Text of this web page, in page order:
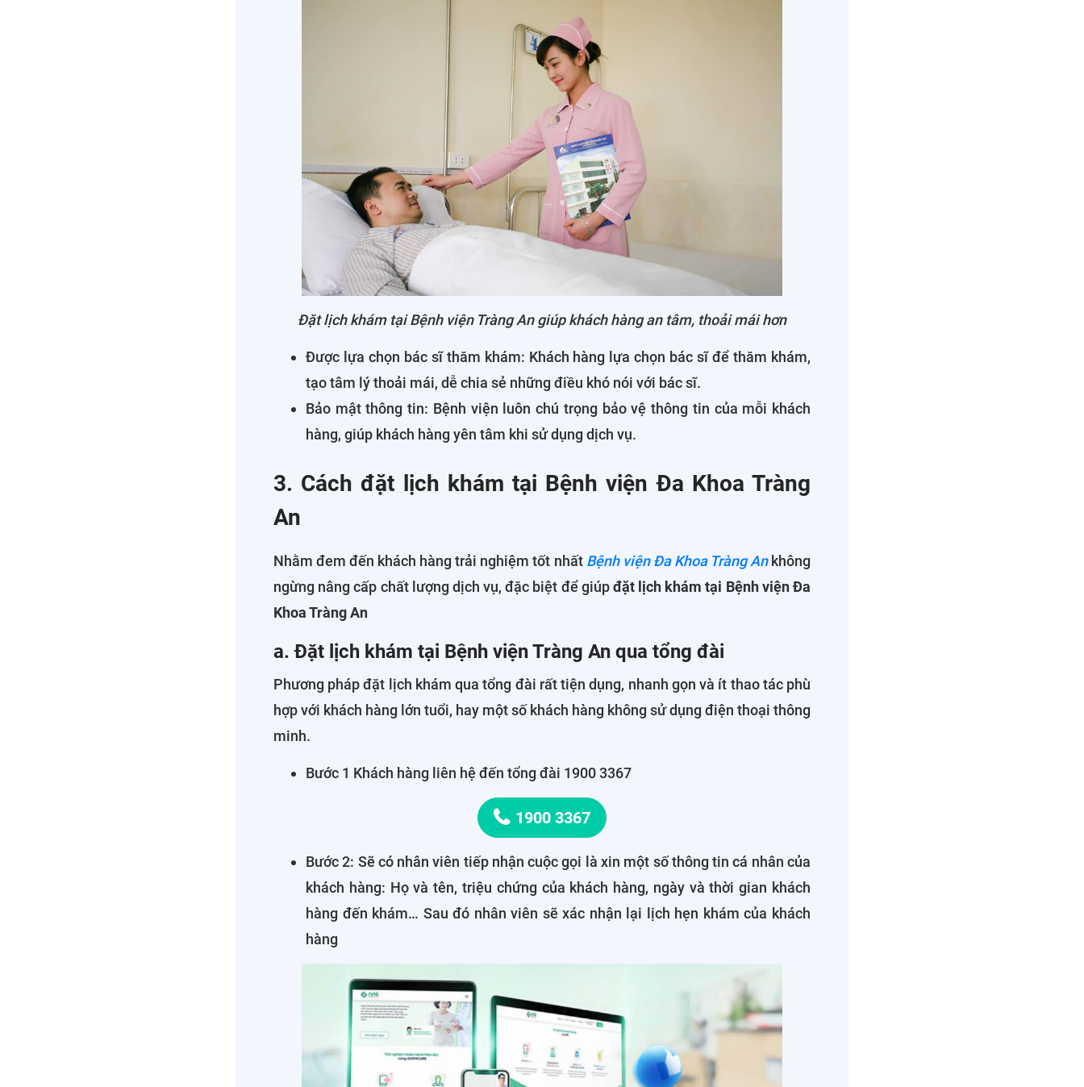
Đặt lịch khám tại Bệnh viện Tràng An giúp khách hàng an tâm, thoải mái hơn
Được lựa chọn bác sĩ thăm khám: Khách hàng lựa chọn bác sĩ để thăm khám,
tạo tâm lý thoải mái, dễ chia sẻ những điều khó nói với bác sĩ.
Bảo mật thông tin: Bệnh viện luôn chú trọng bảo vệ thông tin của mỗi khách
hàng, giúp khách hàng yên tâm khi sử dụng dịch vụ.
3. Cách đặt lịch khám tại Bệnh viện Đa Khoa Tràng
An
Nhằm đem đến khách hàng trải nghiệm tốt nhất Bệnh viện Đa Khoa Tràng An không
ngừng nâng cấp chất lượng dịch vụ, đặc biệt để giúpđặt lịch khám tại Bệnh viện Đa
Khoa Tràng An
a. Đặt lịch khám tại Bệnh viện Tràng An qua tổng đài
Phương pháp đặt lịch khám qua tổng đài rất tiện dụng, nhanh gọn và ít thao tác phù
hợp với khách hàng lớn tuổi, hay một số khách hàng không sử dụng điện thoại thông
minh.
Bước 1 Khách hàng liên hệ đến tổng đài 1900 3367
1900 3367
Bước 2: Sẽ có nhân viên tiếp nhận cuộc gọi là xin một số thông tin cá nhân của
khách hàng: Họ và tên, triệu chứng của khách hàng, ngày và thời gian khách
hàng đến khám… Sau đó nhân viên sẽ xác nhận lại lịch hẹn khám của khách
hàng